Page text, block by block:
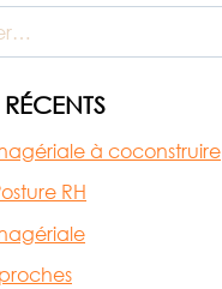
TRANQUILLE’
à coconstruire
RH